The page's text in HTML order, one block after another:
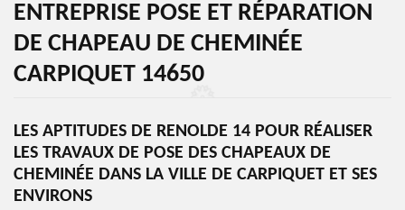
ENTREPRISE POSE ET RÉPARATION
DE CHAPEAU DE CHEMINÉE
CARPIQUET 14650
LES APTITUDES DE RENOLDE 14 POUR RÉALISER
LES TRAVAUX DE POSE DES CHAPEAUX DE
CHEMINÉE DANS LA VILLE DE CARPIQUET ET SES
ENVIRONS